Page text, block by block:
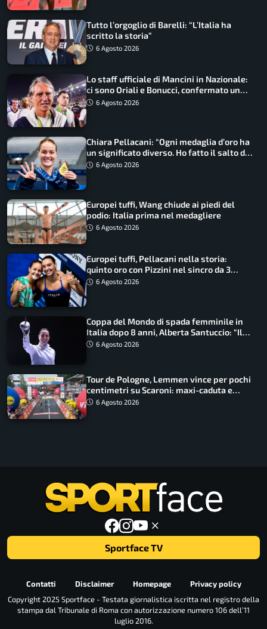
Tutto l’orgoglio di Barelli: “L’Italia ha
scritto la storia”
6 Agosto 2026
Lo staff ufficiale di Mancini in Nazionale:
ci sono Oriali e Bonucci, confermato un
ritorno
6 Agosto 2026
Chiara Pellacani: “Ogni medaglia d’oro ha
un significato diverso. Ho fatto il salto di
qualità”
6 Agosto 2026
Europei tuffi, Wang chiude ai piedi del
podio: Italia prima nel medagliere
6 Agosto 2026
Europei tuffi, Pellacani nella storia:
quinto oro con Pizzini nel sincro da 3
metri
6 Agosto 2026
Coppa del Mondo di spada femminile in
Italia dopo 8 anni, Alberta Santuccio: “Il
lavoro dà sempre i suoi frutti”
6 Agosto 2026
Tour de Pologne, Lemmen vince per pochi
centimetri su Scaroni: maxi-caduta e
tappa accorciata
6 Agosto 2026
Sportface TV
Contatti Disclaimer Homepage
Privacy policy
Copyright 2025 Sportface - Testata giornalistica iscritta nel registro della
stampa dal Tribunale di Roma con autorizzazione numero 106 dell’11
luglio 2016.